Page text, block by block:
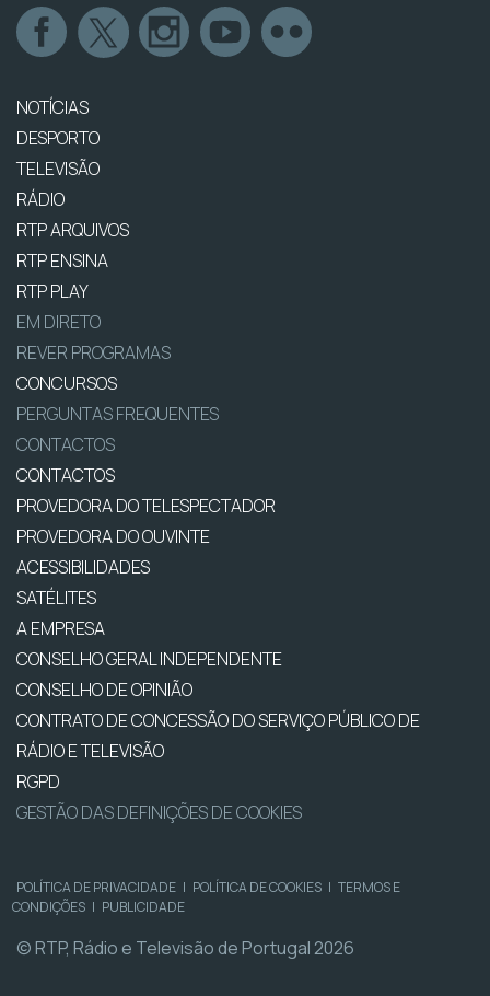
NOTÍCIAS
DESPORTO
TELEVISÃO
RÁDIO
RTP ARQUIVOS
RTP ENSINA
RTP PLAY
EM DIRETO
REVER PROGRAMAS
CONCURSOS
PERGUNTAS FREQUENTES
CONTACTOS
CONTACTOS
PROVEDORA DO TELESPECTADOR
PROVEDORA DO OUVINTE
ACESSIBILIDADES
SATÉLITES
A EMPRESA
CONSELHO GERAL INDEPENDENTE
CONSELHO DE OPINIÃO
CONTRATO DE CONCESSÃO DO SERVIÇO PÚBLICO DE
RÁDIO E TELEVISÃO
RGPD
GESTÃO DAS DEFINIÇÕES DE COOKIES
POLÍTICA DE PRIVACIDADE | POLÍTICA DE COOKIES | TERMOS E
CONDIÇÕES | PUBLICIDADE
© RTP, Rádio e Televisão de Portugal 2026